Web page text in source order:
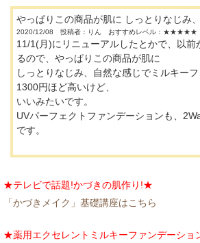
やっぱりこの商品が肌に しっとりなじみ
2020/12/08 投稿者：りん おすすめレベル： ★★★★★
11/1(月)にリニューアルしたとかで、以前
るので、やっぱりこの商品が肌に
しっとりなじみ、自然な感じでミルキー
1300円ほど高いけど、
いいみたいです。
UVパーフェクトファンデーションも、
です。
★テレビで話題!かづきの肌作り!★
「かづきメイク」基礎講座はこちら
★薬用エクセレントミルキーファンデーショ